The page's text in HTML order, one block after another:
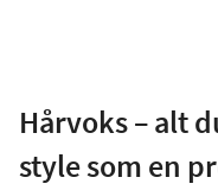
Hårvoks – alt
style som en